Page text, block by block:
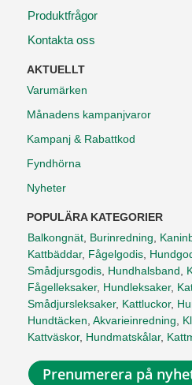
Produktfrågor
Kontakta oss
AKTUELLT
Varumärken
Månadens kampanjvaror
Kampanj & Rabattkod
Fyndhörna
Nyheter
POPULÄRA KATEGORIER
Balkongnät, Burinredning,
Kattbäddar, Fågelgodis,
Smådjursgodis, Hundhalsband,
Fågelleksaker, Hundleksaker,
Smådjursleksaker, Kattluckor,
Hundtäcken, Akvarieinredning,
Kattväskor, Hundmatskålar,
Prenumerera på